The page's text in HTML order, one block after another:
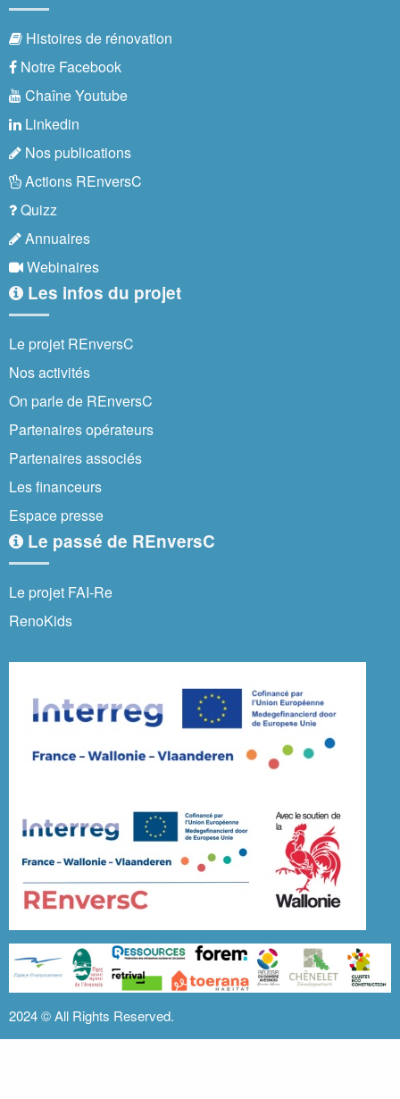
Histoires de rénovation
Notre Facebook
Chaîne Youtube
Linkedin
Nos publications
Actions REnversC
Quizz
Annuaires
Webinaires
Les infos du projet
Le projet REnversC
Nos activités
On parle de REnversC
Partenaires opérateurs
Partenaires associés
Les financeurs
Espace presse
Le passé de REnversC
Le projet FAI-Re
RenoKids
2024 ©All Rights Reserved.